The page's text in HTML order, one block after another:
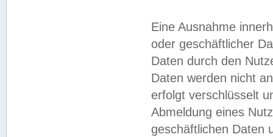
Eine Ausnahme
oder geschäftlicher
Daten durch den
Daten werden nicht
erfolgt verschlüsselt
Abmeldung eines
geschäftlichen Daten